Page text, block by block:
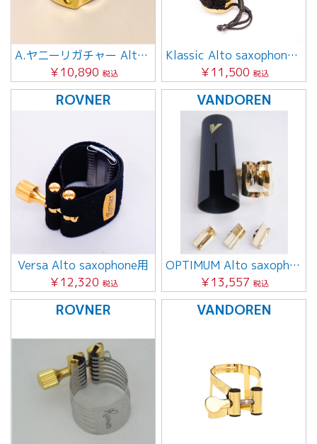
A.ヤニーリガチャー Alto saxophone用
￥10,890 税込
Klassic Alto saxophone用
￥11,500 税込
ROVNER
Versa Alto saxophone用
￥12,320 税込
VANDOREN
OPTIMUM Alto saxophone用
￥13,557 税込
ROVNER VANDOREN